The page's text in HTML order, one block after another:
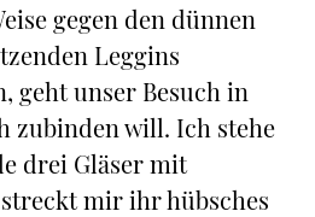
gegen den dünnen
Leggins
geht unser Besuch in
zubinden will. Ich stehe
drei Gläser mit
mir ihr hübsches